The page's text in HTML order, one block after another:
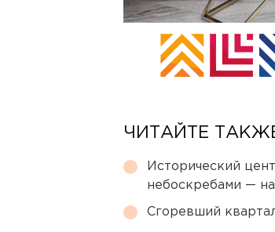
ЧИТАЙТЕ
Исторический
небоскребами — на
Сгоревший